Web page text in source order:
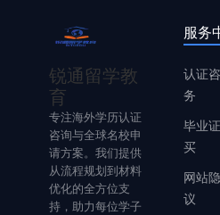
锐通留学教
育
专注海外学历认证
咨询与全球名校申
请方案。我们提供
从流程规划到材料
优化的全方位支
持，助力每位学子
服务
认证
务
毕业
买
网站
议